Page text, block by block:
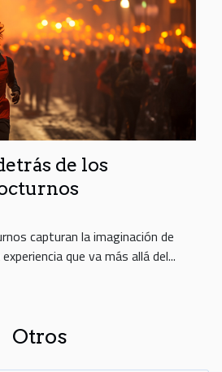
de los
capturan la imaginación de
que va más allá del...
Otros